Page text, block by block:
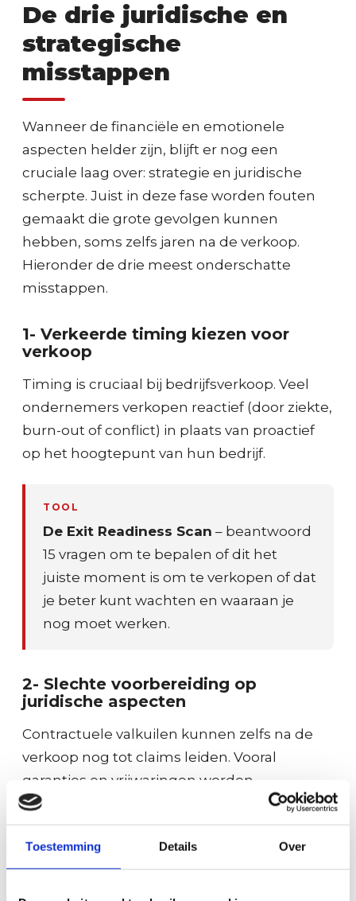
Toestemming Details Over
De drie juridische en
strategische
misstappen
Wanneer de financiële en emotionele
aspecten helder zijn, blijft er nog een
cruciale laag over: strategie en juridische
scherpte. Juist in deze fase worden fouten
gemaakt die grote gevolgen kunnen
hebben, soms zelfs jaren na de verkoop.
Hieronder de drie meest onderschatte
misstappen.
1- Verkeerde timing kiezen voor
verkoop
Timing is cruciaal bij bedrijfsverkoop. Veel
ondernemers verkopen reactief (door ziekte,
burn-out of conflict) in plaats van proactief
op het hoogtepunt van hun bedrijf.
TOOL
De Exit Readiness Scan – beantwoord
15 vragen om te bepalen of dit het
juiste moment is om te verkopen of dat
je beter kunt wachten en waaraan je
nog moet werken.
2- Slechte voorbereiding op
juridische aspecten
Contractuele valkuilen kunnen zelfs na de
verkoop nog tot claims leiden. Vooral
garanties en vrijwaringen worden
onderschat.
Kernpunten: